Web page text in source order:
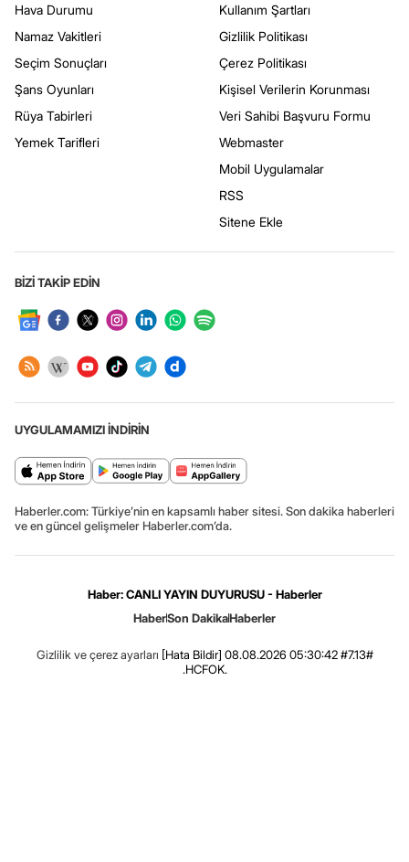
Hava Durumu
Namaz Vakitleri
Seçim Sonuçları
Şans Oyunları
Rüya Tabirleri
Yemek Tarifleri
Kullanım Şartları
Gizlilik Politikası
Çerez Politikası
Kişisel Verilerin Korunması
Veri Sahibi Başvuru Formu
Webmaster
Mobil Uygulamalar
RSS
Sitene Ekle
BİZİ TAKİP EDİN
UYGULAMAMIZI İNDİRİN
Haberler.com: Türkiye’nin en kapsamlı haber sitesi. Son dakika haberleri
ve en güncel gelişmeler Haberler.com’da.
Haber: CANLI YAYIN DUYURUSU - Haberler
HaberSon DakikaHaberler
Gizlilik ve çerez ayarları [Hata Bildir] 08.08.2026 05:30:42 #7.13#
.HCFOK.